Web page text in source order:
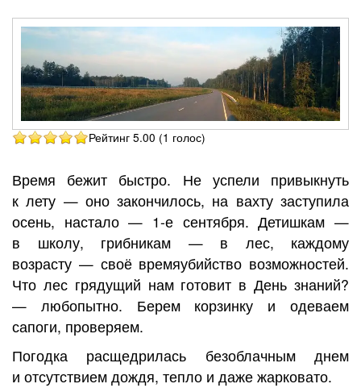
Рейтинг 5.00 (1 голос)
Время бежит быстро. Не успели привыкнуть
к лету — оно закончилось, на вахту заступила
осень, настало — 1-е сентября. Детишкам —
в школу, грибникам — в лес, каждому
возрасту — своё времяубийство возможностей.
Что лес грядущий нам готовит в День знаний?
— любопытно. Берем корзинку и одеваем
сапоги, проверяем.
Погодка расщедрилась безоблачным днем
и отсутствием дождя, тепло и даже жарковато.